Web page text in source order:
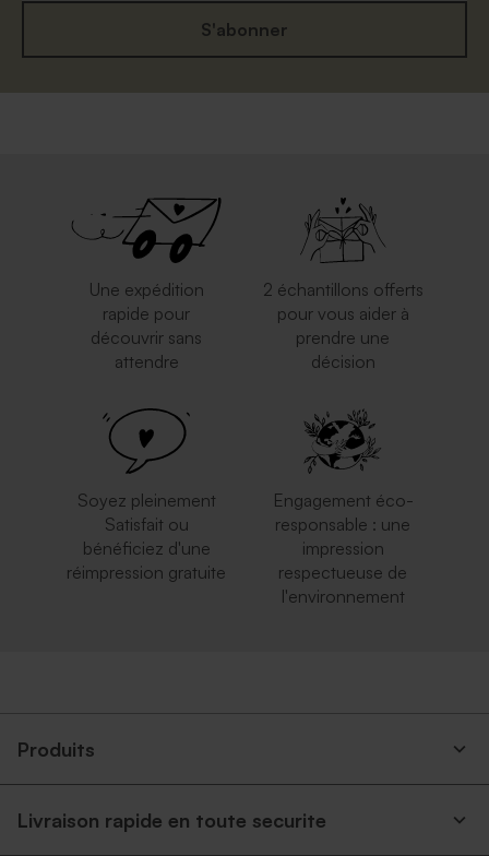
S'abonner
Une expédition
rapide pour
découvrir sans
attendre
2 échantillons offerts
pour vous aider à
prendre une
décision
Soyez pleinement
Satisfait ou
bénéficiez d'une
réimpression gratuite
Engagement éco-
responsable : une
impression
respectueuse de
l'environnement
Produits
Livraison rapide en toute securite